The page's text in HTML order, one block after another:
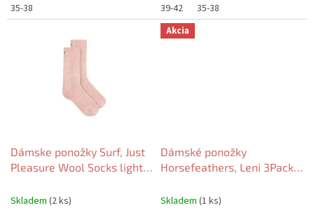
35-38
39-42
35-38
Dámske ponožky Surf, Just
Pleasure Wool Socks light
Skladem (2 ks)
Akcia
Dámské ponožky
Horsefeathers, Leni 3Pack
Skladem (1 ks)